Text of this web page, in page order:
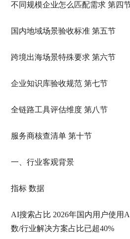
不同规模企业怎么匹配需求 第四
国内地域场景验收标准 第五节
跨境出海场景特殊要求 第六节
企业知识库验收规范 第七节
全链路工具评估维度 第八节
服务商核查清单 第十节
一、行业客观背景
指标 数据
AI搜索占比 2026年国内用户使用
数/行业解决方案占比已超40%